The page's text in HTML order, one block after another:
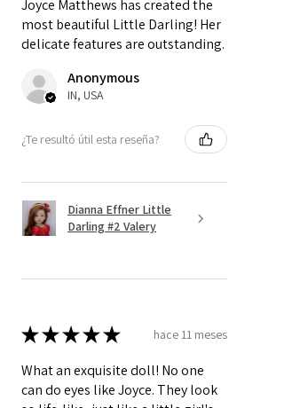
Joyce Matthews has created the
most beautiful Little Darling! Her
delicate features are outstanding.
Anonymous
IN, USA
¿Te resultó útil esta reseña?
Dianna Effner Little
Darling #2 Valery
★★★★★ hace 11 meses
What an exquisite doll! No one
can do eyes like Joyce. They look